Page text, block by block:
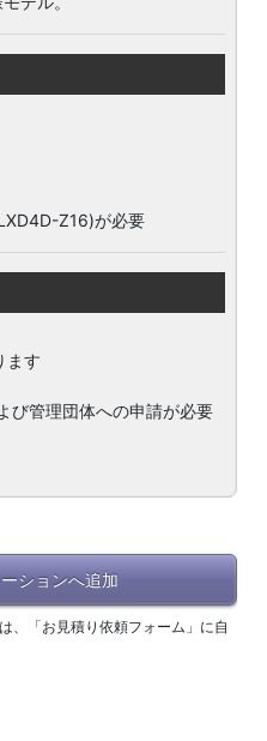
Z16)が必要
ます
び管理団体への申請が必要
ションへ追加
、「お見積り依頼フォーム」に自